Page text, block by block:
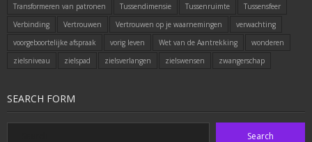
Transformeren van patronen
Tussendimensie Tussenruimte
Tussensfeer
Verbinding
Vertrouwen Vertrouwen op je waarnemingen
verwachting
voorgeboortelijke afspraak
vorig leven Wet van de Aantrekking
wonderen
zielsniveau
zielspad zielsverlangen zielswensen zwangerschap
SEARCH FORM